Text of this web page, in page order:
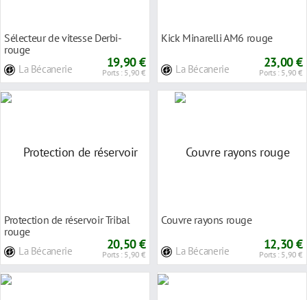
Sélecteur de vitesse Derbi-
rouge
La Bécanerie 19,90 €
Ports : 5,90 €
Kick Minarelli AM6 rouge
La Bécanerie 23,00 €
Ports : 5,90 €
Protection de réservoir Tribal
rouge
La Bécanerie 20,50 €
Ports : 5,90 €
Couvre rayons rouge
La Bécanerie 12,30 €
Ports : 5,90 €